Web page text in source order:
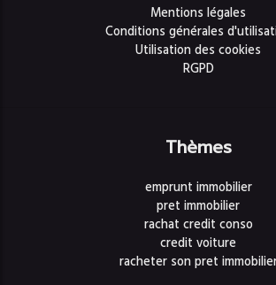
Mentions légales
Conditions générales
Utilisation des cookies
RGPD
Thèmes
emprunt immobilier
pret immobilier
rachat credit conso
credit voiture
racheter son pret